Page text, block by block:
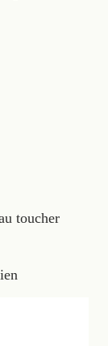
toucher